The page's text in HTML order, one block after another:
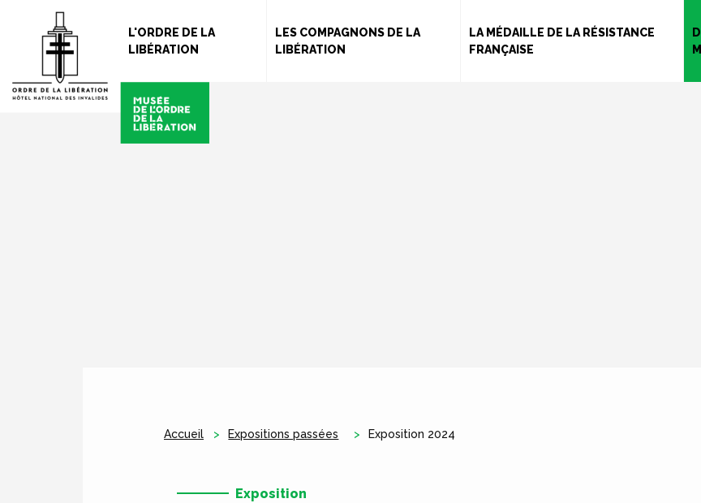
au
L'ORDRE DE LA
LIBÉRATION
LES COMPAGNONS DE LA
LIBÉRATION
LA MÉDAILLE DE LA RÉSISTANCE
FRANÇAISE
Accueil Expositions passées Exposition 2024
Exposition